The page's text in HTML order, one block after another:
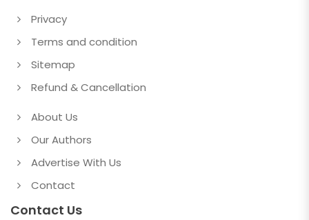
Privacy
Terms and condition
Sitemap
Refund & Cancellation
About Us
Our Authors
Advertise With Us
Contact
Contact Us